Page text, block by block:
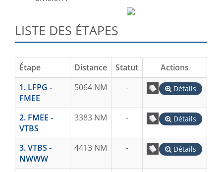
LISTE DES ÉTAPES
Étape Distance Statut
Actions
1. LFPG -
FMEE
5064 NM - Détails
2. FMEE -
VTBS
3383 NM - Détails
3. VTBS -
NWWW
4413 NM - Détails